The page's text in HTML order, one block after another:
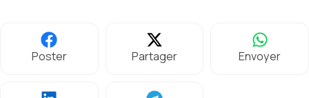
Poster Partager Envoyer